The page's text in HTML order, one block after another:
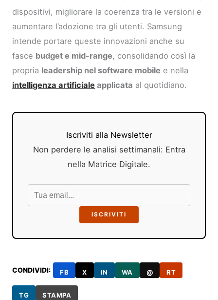
dispositivi, migliorare la coerenza tra le versioni e
aumentare l’adozione tra gli utenti. Samsung
intende portare queste innovazioni anche su
fasce budget e mid-range, consolidando così la
propria leadership nel software mobile e nella
intelligenza artificiale applicata al quotidiano.
Iscriviti alla Newsletter
Non perdere le analisi settimanali: Entra
nella Matrice Digitale.
ISCRIVITI
CONDIVIDI: FB X IN WA @ RT
TG STAMPA